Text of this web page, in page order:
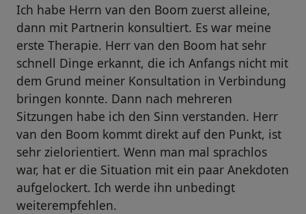
Ich habe Herrn van den Boom zuerst alleine,
dann mit Partnerin konsultiert. Es war meine
erste Therapie. Herr van den Boom hat sehr
schnell Dinge erkannt, die ich Anfangs nicht mit
dem Grund meiner Konsultation in Verbindung
bringen konnte. Dann nach mehreren
Sitzungen habe ich den Sinn verstanden. Herr
van den Boom kommt direkt auf den Punkt, ist
sehr zielorientiert. Wenn man mal sprachlos
war, hat er die Situation mit ein paar Anekdoten
aufgelockert. Ich werde ihn unbedingt
weiterempfehlen.